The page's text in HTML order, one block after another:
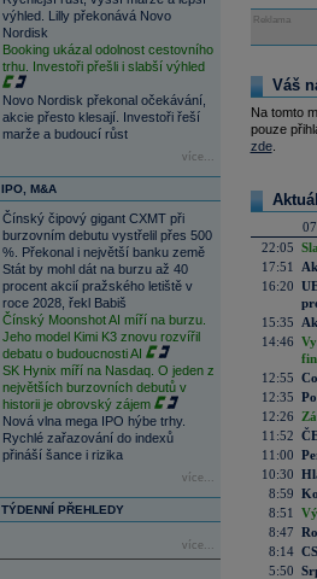
výhled. Lilly překonává Novo
Nordisk
Booking ukázal odolnost cestovního
trhu. Investoři přešli i slabší výhled
Novo Nordisk překonal očekávání,
akcie přesto klesají. Investoři řeší
marže a budoucí růst
více...
IPO, M&A
Čínský čipový gigant CXMT při
burzovním debutu vystřelil přes 500
%. Překonal i největší banku země
Stát by mohl dát na burzu až 40
procent akcií pražského letiště v
roce 2028, řekl Babiš
Čínský Moonshot AI míří na burzu.
Jeho model Kimi K3 znovu rozvířil
debatu o budoucnosti AI
SK Hynix míří na Nasdaq. O jeden z
největších burzovních debutů v
historii je obrovský zájem
Nová vlna mega IPO hýbe trhy.
Rychlé zařazování do indexů
přináší šance i rizika
více...
TÝDENNÍ PŘEHLEDY
více...
Reklama
Váš
Na tomto
pouze
zde.
22:05
17:51
16:20
15:35
14:46
12:55
12:35
12:26
11:52
11:00
10:30
8:59
8:51
8:47
8:14
5:50